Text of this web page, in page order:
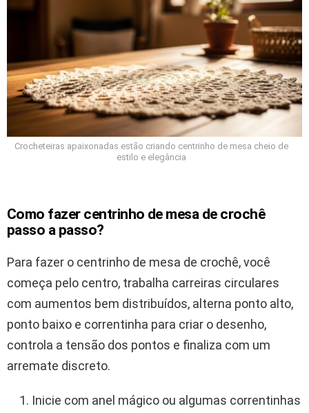
Crocheteiras apaixonadas estão criando centrinho de mesa cheio de
estilo e elegância
Como fazer centrinho de mesa de crochê
passo a passo?
Para fazer o centrinho de mesa de crochê, você
começa pelo centro, trabalha carreiras circulares
com aumentos bem distribuídos, alterna ponto alto,
ponto baixo e correntinha para criar o desenho,
controla a tensão dos pontos e finaliza com um
arremate discreto.
Inicie com anel mágico ou algumas correntinhas